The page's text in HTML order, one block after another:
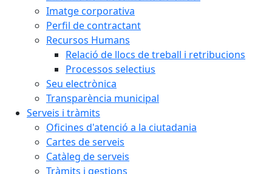
Imatge corporativa
Perfil de contractant
Recursos Humans
Relació de llocs de treball i retribucions
Processos selectius
Seu electrònica
Transparència municipal
Serveis i tràmits
Oficines d'atenció a la ciutadania
Cartes de serveis
Catàleg de serveis
Tràmits i gestions